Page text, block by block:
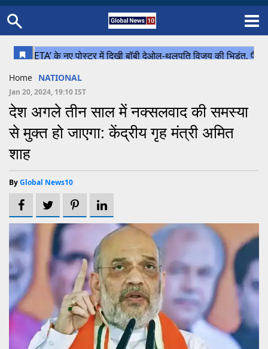
Uttar Pradesh
Chhattisgarh
Bihar
Uttrakhand
Cricket
Football
Home NATIONAL
Jan 20, 2024, 19:10 IST
देश अगले तीन साल में नक्सलवाद की समस्या
से मुक्त हो जाएगा: केंद्रीय गृह मंत्री अमित
शाह
ByGlobal News10